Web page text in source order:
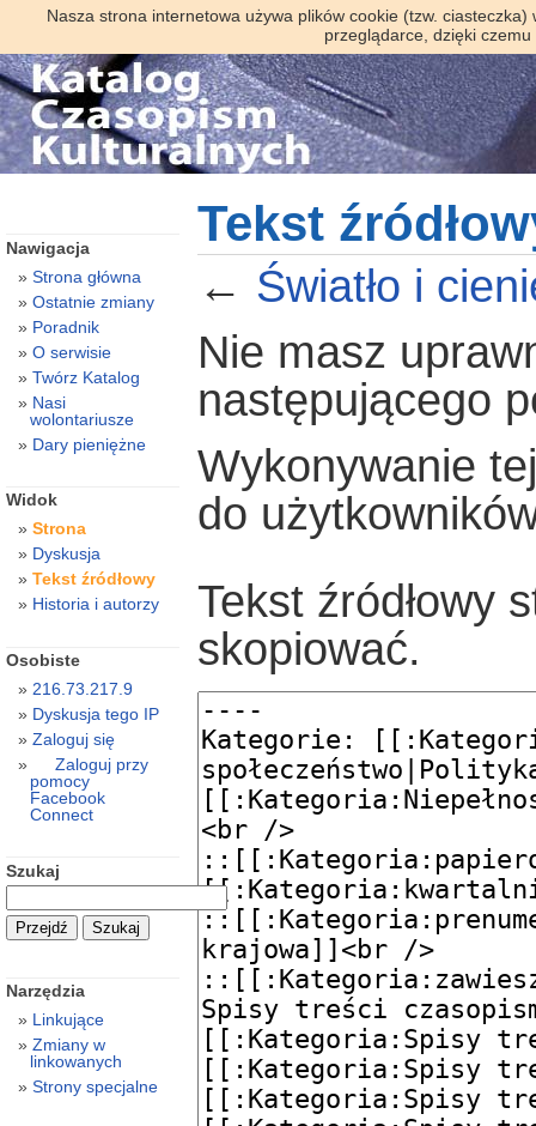
Nasza strona internetowa używa plików cookie (tzw.
przeglądarce, dzięki
Tekst
← Światło i
Nie masz
następującego
Wykonywanie
do
Tekst źródłowy
skopiować.
Nawigacja
Strona główna
Ostatnie zmiany
Poradnik
O serwisie
Twórz Katalog
Nasi
wolontariusze
Dary pieniężne
Widok
Strona
Dyskusja
Tekst źródłowy
Historia i autorzy
Osobiste
216.73.217.9
Dyskusja tego IP
Zaloguj się
Zaloguj przy
pomocy
Facebook
Connect
Szukaj
Narzędzia
Linkujące
Zmiany w
linkowanych
Strony specjalne